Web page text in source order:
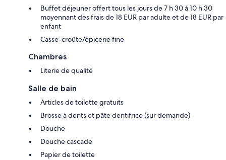
Buffet déjeuner offert tous les jours de 7 h 30 à 10 h 30
moyennant des frais de 18 EUR par adulte et de 18 EUR par
enfant
Casse-croûte/épicerie fine
Chambres
Literie de qualité
Salle de bain
Articles de toilette gratuits
Brosse à dents et pâte dentifrice (sur demande)
Douche
Douche cascade
Papier de toilette